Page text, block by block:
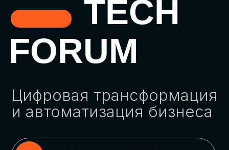
Цифровая трансформация
и автоматизация бизнеса
ЗАРЕГИСТРИРОВАТЬСЯ
ИСКУССТВЕННЫЙ ИНТЕЛЛЕКТ